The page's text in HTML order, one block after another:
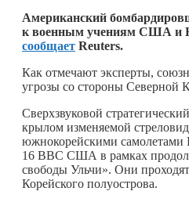
Американский
к военным учениям США и
сообщает Reuters.
Как отмечают эксперты,
угрозы со стороны Северной
Cверхзвуковой
крылом изменяемой
южнокорейскими самолетами
16 ВВС США в рамках
свободы Ульчи». Они
Корейского полуострова.